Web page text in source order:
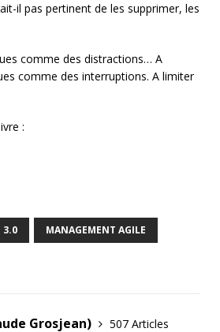
il pas pertinent de les supprimer, les
comme des distractions… A
comme des interruptions. A limiter
:
3.0 MANAGEMENT AGILE
Grosjean) 507 Articles